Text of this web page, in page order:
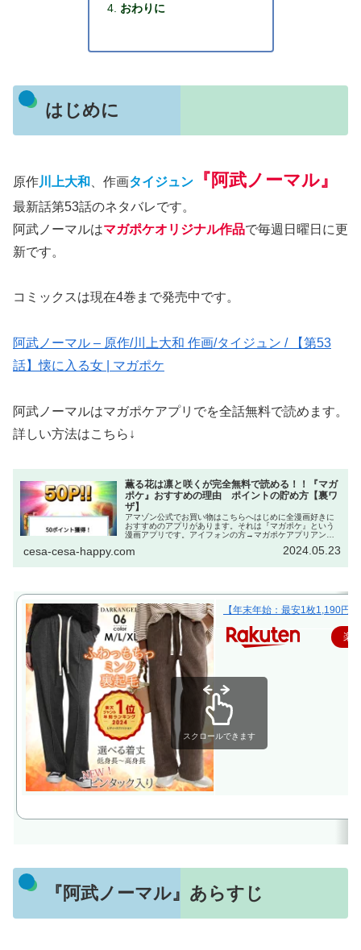
おわりに
はじめに
原作川上大和 、作画タイジュン 『阿武ノーマル』
最新話第53話のネタバレです。
阿武ノーマルはマガポケオリジナル作品で毎週日曜日に更
新です。
コミックスは現在4巻まで発売中です。
阿武ノーマル – 原作/川上大和 作画/タイジュン / 【第53
話】懐に入る女 | マガポケ
阿武ノーマルはマガポケアプリでを全話無料で読めます。
詳しい方法はこちら↓
薫る花は凛と咲くが完全無料で読める！！『マガ
ポケ』おすすめの理由 ポイントの貯め方【裏ワ
ザ】
アマゾン公式でお買い物はこちらへはじめに全漫画好きに
おすすめのアプリがあります。それは『マガポケ』という
漫画アプリです。アイフォンの方→マガポケアプリアンド
ン公式無料漫画アプリ このアプ...
cesa-cesa-happy.com 2024.05.23
【年末年始：最安1枚1,190円
楽
スクロールできます
『阿武ノーマル』あらすじ